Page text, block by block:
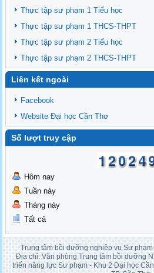
Thông báo chiêu sinh lớp BD NVSP dạy
cấp chứng nhận khóa 03
Thông báo tổng khai giảng các lớp
K5
Thực tập sư phạm 1 Tiểu học
Thực tập sư phạm 1 THCS-THPT
Thực tập sư phạm 2 Tiểu học
Thực tập sư phạm 2 THCS-THPT
Liên kết ngoài
Facebook
Website Đại học Cần Thơ
Số lượt truy cập
Hôm nay
Tuần này
Tháng này
Tất cả
Trung tâm bồi dưỡng nghiệp vụ Sư
Địa chỉ: Văn phòng Trung tâm bồi dưỡng
triển năng lực Sư phạm - Khu 2 Đại học